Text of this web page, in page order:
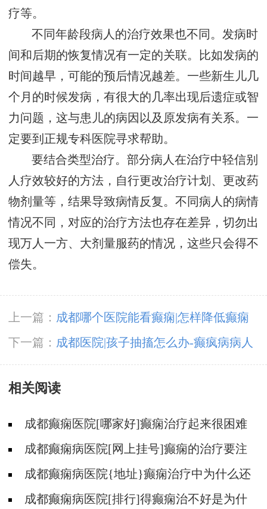
疗等。
不同年龄段病人的治疗效果也不同。发病时
间和后期的恢复情况有一定的关联。比如发病的
时间越早，可能的预后情况越差。一些新生儿几
个月的时候发病，有很大的几率出现后遗症或智
力问题，这与患儿的病因以及原发病有关系。一
定要到正规专科医院寻求帮助。
要结合类型治疗。部分病人在治疗中轻信别
人疗效较好的方法，自行更改治疗计划、更改药
物剂量等，结果导致病情反复。不同病人的病情
情况不同，对应的治疗方法也存在差异，切勿出
现万人一方、大剂量服药的情况，这些只会得不
偿失。
上一篇： 成都哪个医院能看癫痫|怎样降低癫痫
遗传风险?
下一篇： 成都医院|孩子抽搐怎么办-癫疯病病人
反复发作的原因是什么?
相关阅读
成都癫痫医院[哪家好]癫痫治疗起来很困难
吗?成都癫痫病医院[网上挂号]癫痫的治疗要注
意什么?
成都癫痫病医院{地址}癫痫治疗中为什么还
是犯病?
成都癫痫病医院[排行]得癫痫治不好是为什